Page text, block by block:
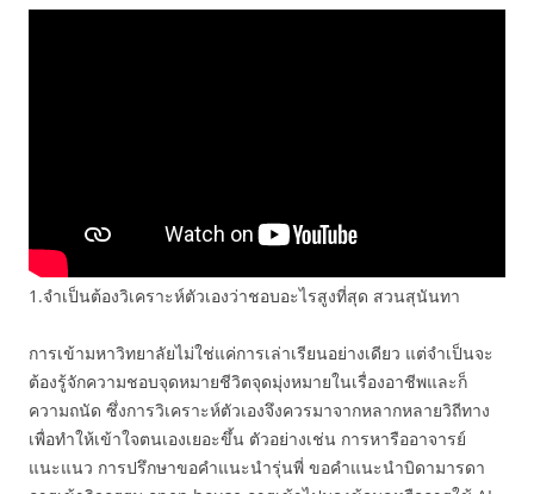
1.จำเป็นต้องวิเคราะห์ตัวเองว่าชอบอะไรสูงที่สุด สวนสุนันทา
การเข้ามหาวิทยาลัยไม่ใช่แค่การเล่าเรียนอย่างเดียว แต่จำเป็นจะ
ต้องรู้จักความชอบจุดหมายชีวิตจุดมุ่งหมายในเรื่องอาชีพและก็
ความถนัด ซึ่งการวิเคราะห์ตัวเองจึงควรมาจากหลากหลายวิถีทาง
เพื่อทำให้เข้าใจตนเองเยอะขึ้น ตัวอย่างเช่น การหารืออาจารย์
แนะแนว การปรึกษาขอคำแนะนำรุ่นพี่ ขอคำแนะนำบิดามารดา